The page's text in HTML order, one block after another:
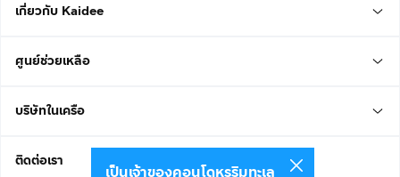
เกี่ยวกับ Kaidee
ศูนย์ช่วยเหลือ
บริษัทในเครือ
ติดต่อเรา
เป็นเจ้าของคอนโดหรูริมทะเล